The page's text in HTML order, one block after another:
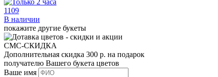
1109
В наличии
покажите другие букеты
СМС-СКИДКА
Дополнительная скидка 300 р. на подарок
получателю Вашего букета цветов
Ваше имя